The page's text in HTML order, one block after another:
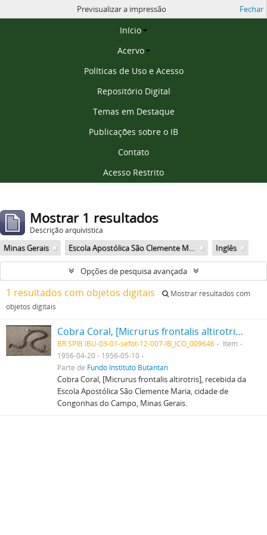
Página inicial
Início
Acervo
Políticas de Uso e Acesso
Repositório Digital
Temas em Destaque
Publicações sobre o IB
Contato
Acesso Restrito
Previsualizar a impressão Fechar
Mostrar 1 resultados
Descrição arquivística
Minas Gerais Escola Apostólica São Clemente Maria Inglês
Opções de pesquisa avançada
1 resultados com objetos digitais
Mostrar resultados com
objetos digitais
Cobra Coral, [Micrurus frontalis altirotris], recebida da Escola Apostólica São Clemente Maria, cidade de Congonhas do Campo, Minas Gerais.
BR SPIB IBU-03-01-sefot-12-007-IB_ICO_009646
Item
1956-04-20 - 1956-05-10
Parte de Fundo Instituto Butantan
Cobra Coral, [Micrurus frontalis altirotris], recebida da
Escola Apostólica São Clemente Maria, cidade de
Congonhas do Campo, Minas Gerais.